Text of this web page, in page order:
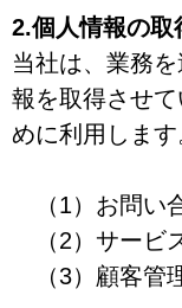
2.個人情報の取
当社は、業務
報を取得させ
めに利用します
（1）お問い
（2）サービ
（3）顧客管